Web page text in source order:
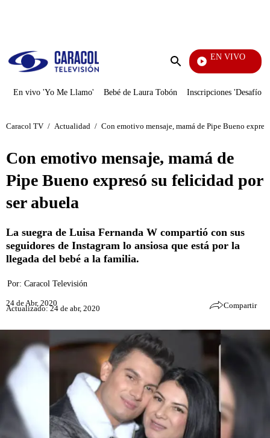
Enviar
EN VIVO
Entre Ojos
En vivo 'Yo Me Llamo' Bebé de Laura Tobón Inscripciones 'Desafío'
Caracol TV / Actualidad / Con emotivo mensaje, mamá de Pipe Bueno
Con emotivo mensaje, mamá de
Pipe Bueno expresó su felicidad por
ser abuela
La suegra de Luisa Fernanda W compartió con sus
seguidores de Instagram lo ansiosa que está por la
llegada del bebé a la familia.
Por: Caracol Televisión
24 de Abr, 2020
Actualizado: 24 de abr, 2020 Compartir